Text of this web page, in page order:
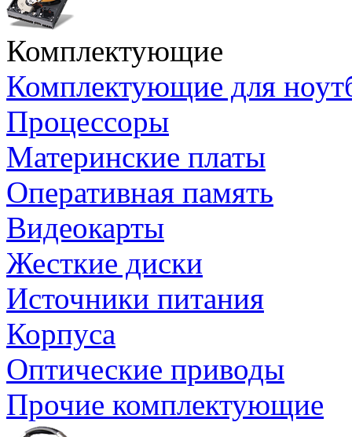
Комплектующие
Комплектующие для
Процессоры
Материнские платы
Оперативная память
Видеокарты
Жесткие диски
Источники питания
Корпуса
Оптические приводы
Прочие комплектующие